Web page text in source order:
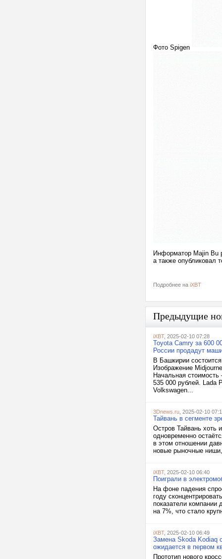
Фото Spigen
Информатор Majin Bu
а также опубликовал
Подробнее на iXBT
Предыдущие
iXBT, 2025-02-10 07:28
Toyota Camry за 600
России продадут
В Башкирии
Изображение
Начальная
535 000 рублей. Lada
Volkswagen...
3Dnews.ru , 2025-02-10
Тайвань в сегменте
Остров Тайвань хоть
одновременно
в этом отношении
новые рыночные ниши,
iXBT, 2025-02-10 06:40
Поиграли в
На фоне падения
году
показатели
на 7%, что стало
iXBT, 2025-02-10 06:49
Замена Skoda Kodiaq
ожидается в первом
Прототип нового